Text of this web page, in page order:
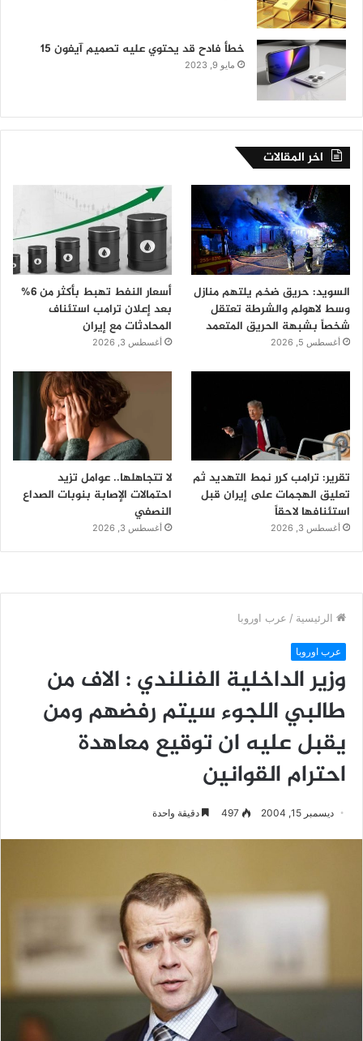
خطأ فادح قد يحتوي عليه تصميم آيفون 15
مايو 9, 2023
اخر المقالات
السويد: حريق ضخم يلتهم منازل
وسط لاهولم والشرطة تعتقل
شخصاً بشبهة الحريق المتعمد
أغسطس 5, 2026
أسعار النفط تهبط بأكثر من 6%
بعد إعلان ترامب استئناف
المحادثات مع إيران
أغسطس 3, 2026
تقرير: ترامب كرر نمط التهديد ثم
تعليق الهجمات على إيران قبل
استئنافها لاحقاً
أغسطس 3, 2026
لا تتجاهلها.. عوامل تزيد
احتمالات الإصابة بنوبات الصداع
النصفي
أغسطس 3, 2026